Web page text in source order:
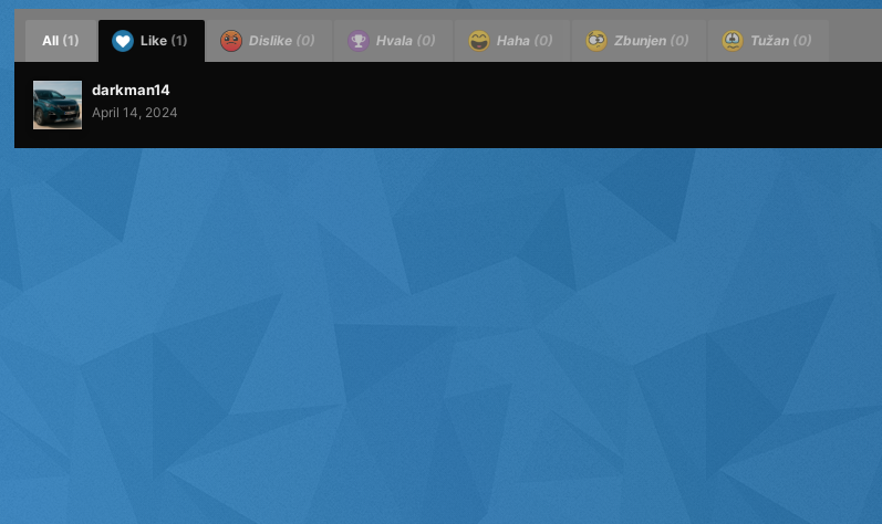
All (1) Like (1) Dislike (0) Hvala (0) Haha (0) Zbunjen (0) Tužan (0)
darkman14
April 14, 2024